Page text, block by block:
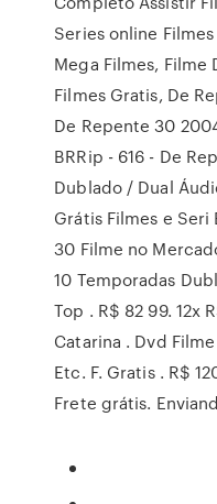
Series online
Mega Filmes,
Filmes Gratis, De
De Repente 30
BRRip - 616 - De
Dublado / Dual
Grátis Filmes e
30 Filme no
10 Temporadas
Top . R$ 82 99. 12x
Catarina . Dvd
Etc. F. Gratis . R$
Frete grátis.